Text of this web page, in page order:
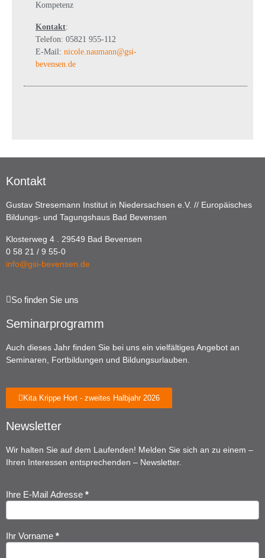
Kompetenz
Kontakt:
Telefon: 05821 955-112
E-Mail: nicole.naumann@gsi-
bevensen.de
Kontakt
Gustav Stresemann Institut in Niedersachsen e.V. // Europäisches
Bildungs- und Tagungshaus Bad Bevensen
Klosterweg 4 . 29549 Bad Bevensen
0 58 21 / 9 55-0
info@gsi-bevensen.de
So finden Sie uns
Seminarprogramm
Auch dieses Jahr finden Sie bei uns ein vielfältiges Angebot an
Seminaren, Fortbildungen und Bildungsurlauben.
Kita Krippe Hort - zweites Halbjahr 2026
Newsletter
Wir halten Sie auf dem Laufenden! Melden Sie sich an zu einem –
Ihren Interessen entsprechenden – Newsletter.
Newsletter
Anmeldung
Ihre E-Mail Adresse *
Ihr Vorname *